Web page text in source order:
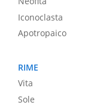
Iconoclasta
Apotropaico
RIME
Vita
Sole